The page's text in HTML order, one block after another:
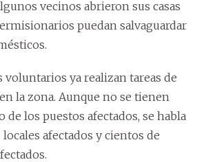
vecinos abrieron sus casas
puedan salvaguardar
voluntarios ya realizan tareas de
la zona. Aunque no se tienen
de los puestos afectados, se habla
locales afectados y cientos de